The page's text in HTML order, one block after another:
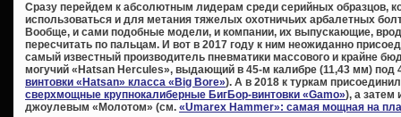
Сразу перейдем к абсолютным лидерам среди серийных образцов,
использоваться и для метания тяжелых охотничьих арбалетных
Вообще, и сами подобные модели, и компании, их выпускающие,
пересчитать по пальцам. И вот в 2017 году к ним неожиданно
самый известный производитель пневматики массового и крайне
могучий «Hatsan Hercules», выдающий в 45-м калибре (11,43 мм)
винтовки «Hatsan» класса «Big Bore»). А в 2018 к туркам
сверхмощные крупнокалиберные БигБор-винтовки «Gamo»), а
джоулевым «Молотом» (см. «Umarex Hammer»: самая мощная на